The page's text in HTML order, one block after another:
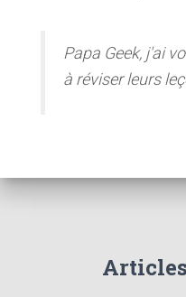
Papa Geek, j'ai
à réviser leurs